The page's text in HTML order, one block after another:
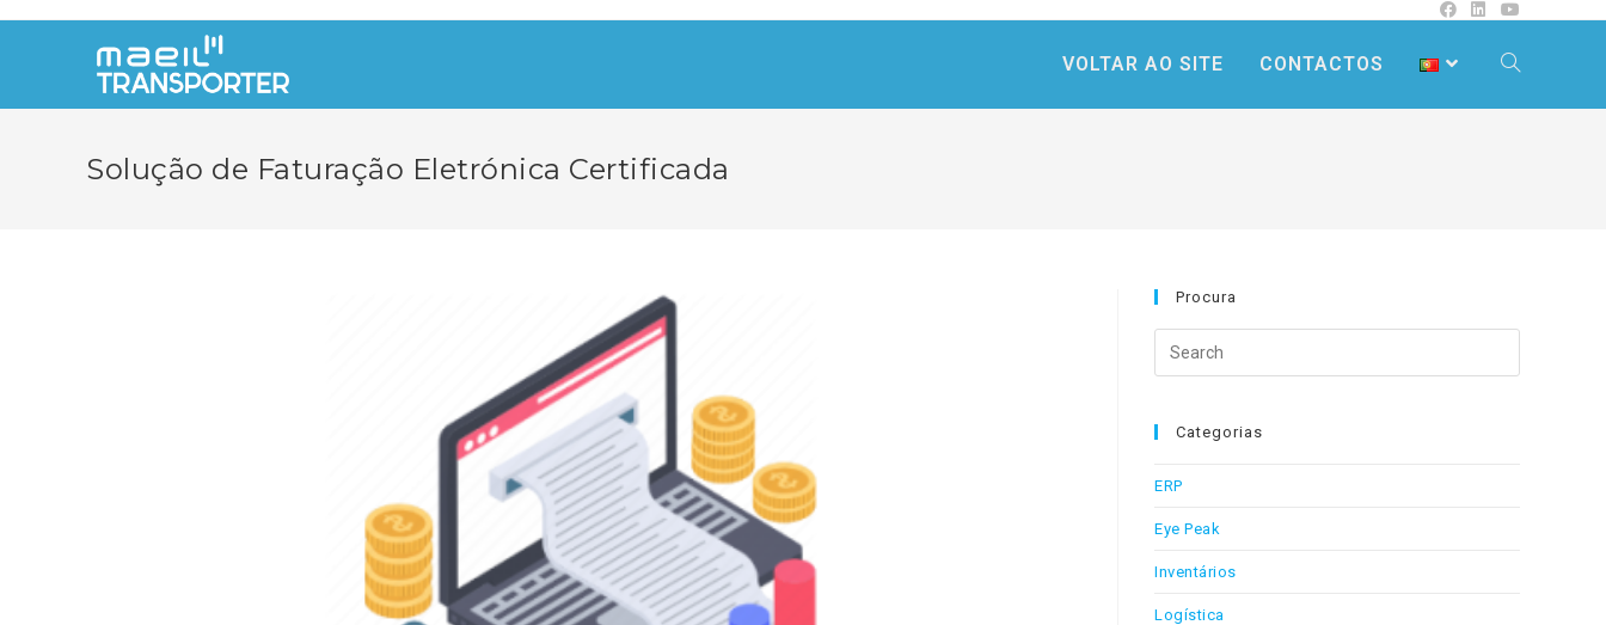
VOLTAR AO SITE CONTACTOS
Solução de Faturação Eletrónica Certificada
Procura
Search
this
Categorias
ERP
Eye Peak
Inventários
Logística